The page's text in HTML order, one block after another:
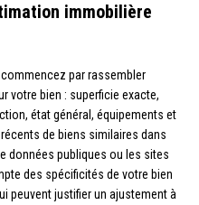
immobilière
par rassembler
votre bien : superficie exacte,
état général, équipements et
de biens similaires dans
données publiques ou les sites
des spécificités de votre bien
peuvent justifier un ajustement à